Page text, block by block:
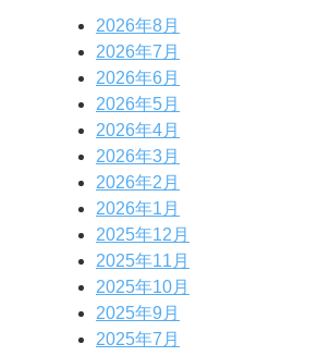
2026年8月
2026年7月
2026年6月
2026年5月
2026年4月
2026年3月
2026年2月
2026年1月
2025年12月
2025年11月
2025年10月
2025年9月
2025年7月